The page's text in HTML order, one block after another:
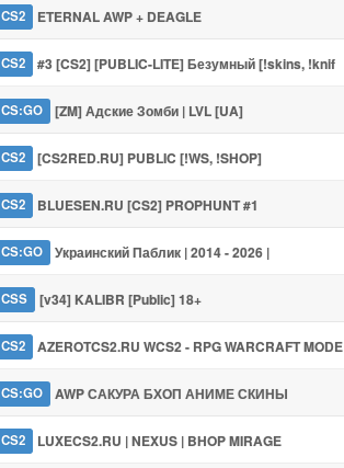
CS2 ETERNAL AWP + DEAGLE
CS2 #3 [CS2] [PUBLIC-LITE] Безумный [!skins, !knif
CS:GO [ZM] Адские Зомби | LVL [UA]
CS2 [CS2RED.RU] PUBLIC [!WS, !SHOP]
CS2 BLUESEN.RU [CS2] PROPHUNT #1
CS:GO Украинский Паблик | 2014 - 2026 |
CSS [v34] KALIBR [Public] 18+
CS2 AZEROTCS2.RU WCS2 - RPG WARCRAFT MODE
CS:GO AWP САКУРА БХОП АНИМЕ СКИНЫ
CS2 LUXECS2.RU | NEXUS | BHOP MIRAGE